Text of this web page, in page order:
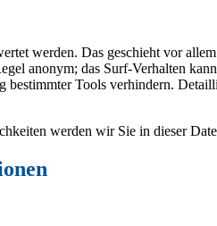
werden. Das geschieht vor
anonym; das Surf-Verhalten
Tools verhindern.
werden wir Sie in dieser